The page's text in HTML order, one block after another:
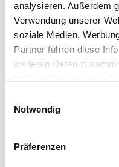
analysieren. Außerdem
Verwendung unserer
soziale Medien,
Partner führen diese
weiteren Daten
Notwendig
Präferenzen